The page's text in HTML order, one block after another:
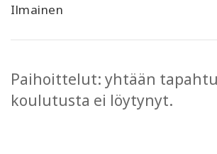
Ilmainen
Paihoittelut: yhtään
koulutusta ei löytynyt.